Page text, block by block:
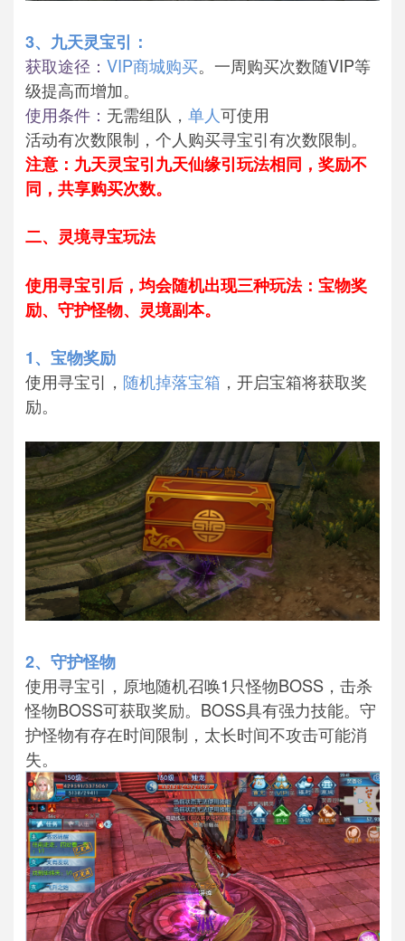
3、九天灵宝引：
获取途径： VIP商城购买。一周购买次数随VIP等
级提高而增加。
使用条件： 无需组队， 单人可使用
活动有次数限制，个人购买寻宝引有次数限制。
注意：九天灵宝引九天仙缘引玩法相同，奖励不
同，共享购买次数。
二、灵境寻宝玩法
使用寻宝引后，均会随机出现三种玩法：宝物奖
励、守护怪物、灵境副本。
1、宝物奖励
使用寻宝引， 随机掉落宝箱 ，开启宝箱将获取奖
励。
2、守护怪物
使用寻宝引，原地随机召唤1只怪物BOSS，击杀
怪物BOSS可获取奖励。BOSS具有强力技能。守
护怪物有存在时间限制，太长时间不攻击可能消
失。